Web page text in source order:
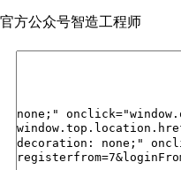
官方公众号智造工程师